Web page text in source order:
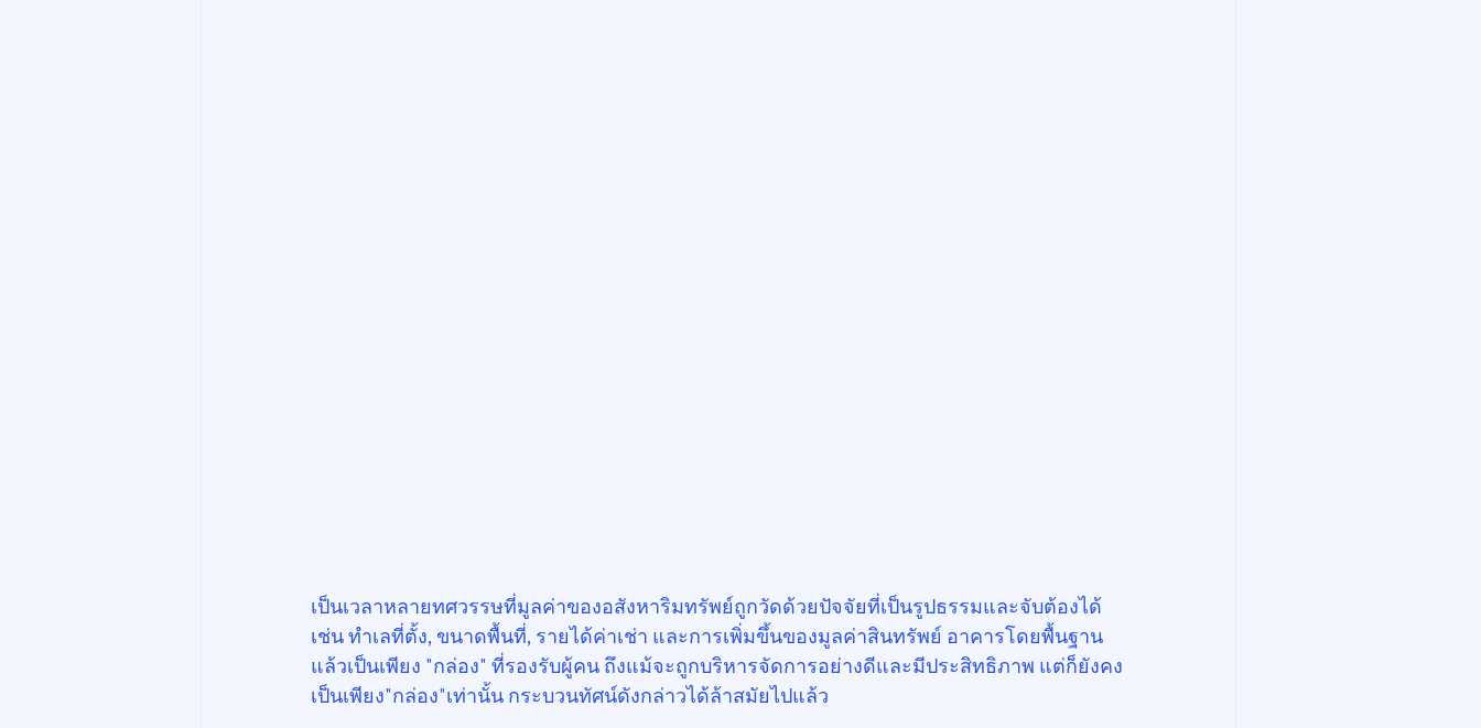
เป็นเวลาหลายทศวรรษที่มูลค่าของอสังหาริมทรัพย์ถูกวัดด้วยปัจจัยที่เป็นรูปธรรมและจับต้องได้
เช่น ทำเลที่ตั้ง, ขนาดพื้นที่, รายได้ค่าเช่า และการเพิ่มขึ้นของมูลค่าสินทรัพย์ อาคารโดยพื้นฐาน
แล้วเป็นเพียง "กล่อง" ที่รองรับผู้คน ถึงแม้จะถูกบริหารจัดการอย่างดีและมีประสิทธิภาพ แต่ก็ยังคง
เป็นเพียง"กล่อง"เท่านั้น กระบวนทัศน์ดังกล่าวได้ล้าสมัยไปแล้ว